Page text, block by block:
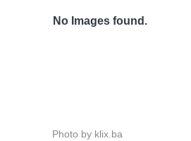
No Images found.
Photo by klix.ba